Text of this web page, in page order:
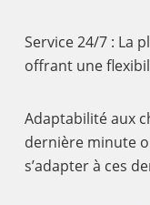
Service 24/7 : La
offrant une
Adaptabilité aux
dernière minute
s’adapter à ces